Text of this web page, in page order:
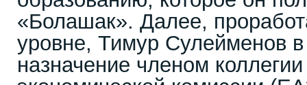
«Болашак». Далее,
уровне, Тимур Сулейменов в
назначение членом